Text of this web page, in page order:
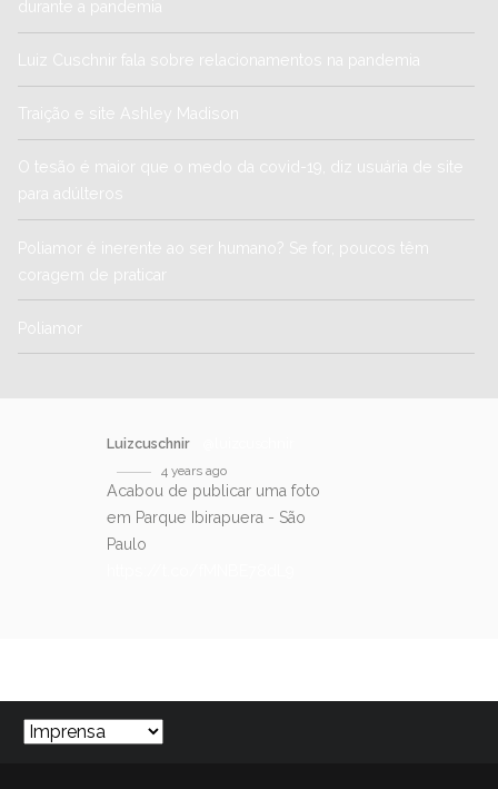
durante a pandemia
Luiz Cuschnir fala sobre relacionamentos na pandemia
Traição e site Ashley Madison
O tesão é maior que o medo da covid-19, diz usuária de site
para adúlteros
Poliamor é inerente ao ser humano? Se for, poucos têm
coragem de praticar
Poliamor
Luizcuschnir
4 years ago
Acabou de publicar uma foto
em Parque Ibirapuera - São
Paulo